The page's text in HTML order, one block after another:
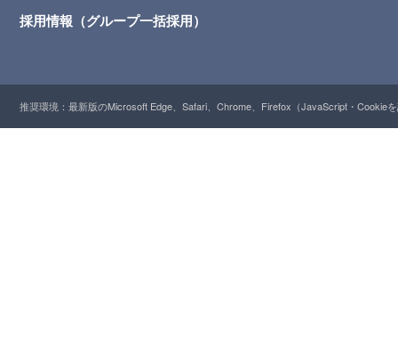
採用情報（グループ一括採用）
推奨環境：最新版のMicrosoft Edge、Safari、Chrome、Firefox（JavaScript・Cookie